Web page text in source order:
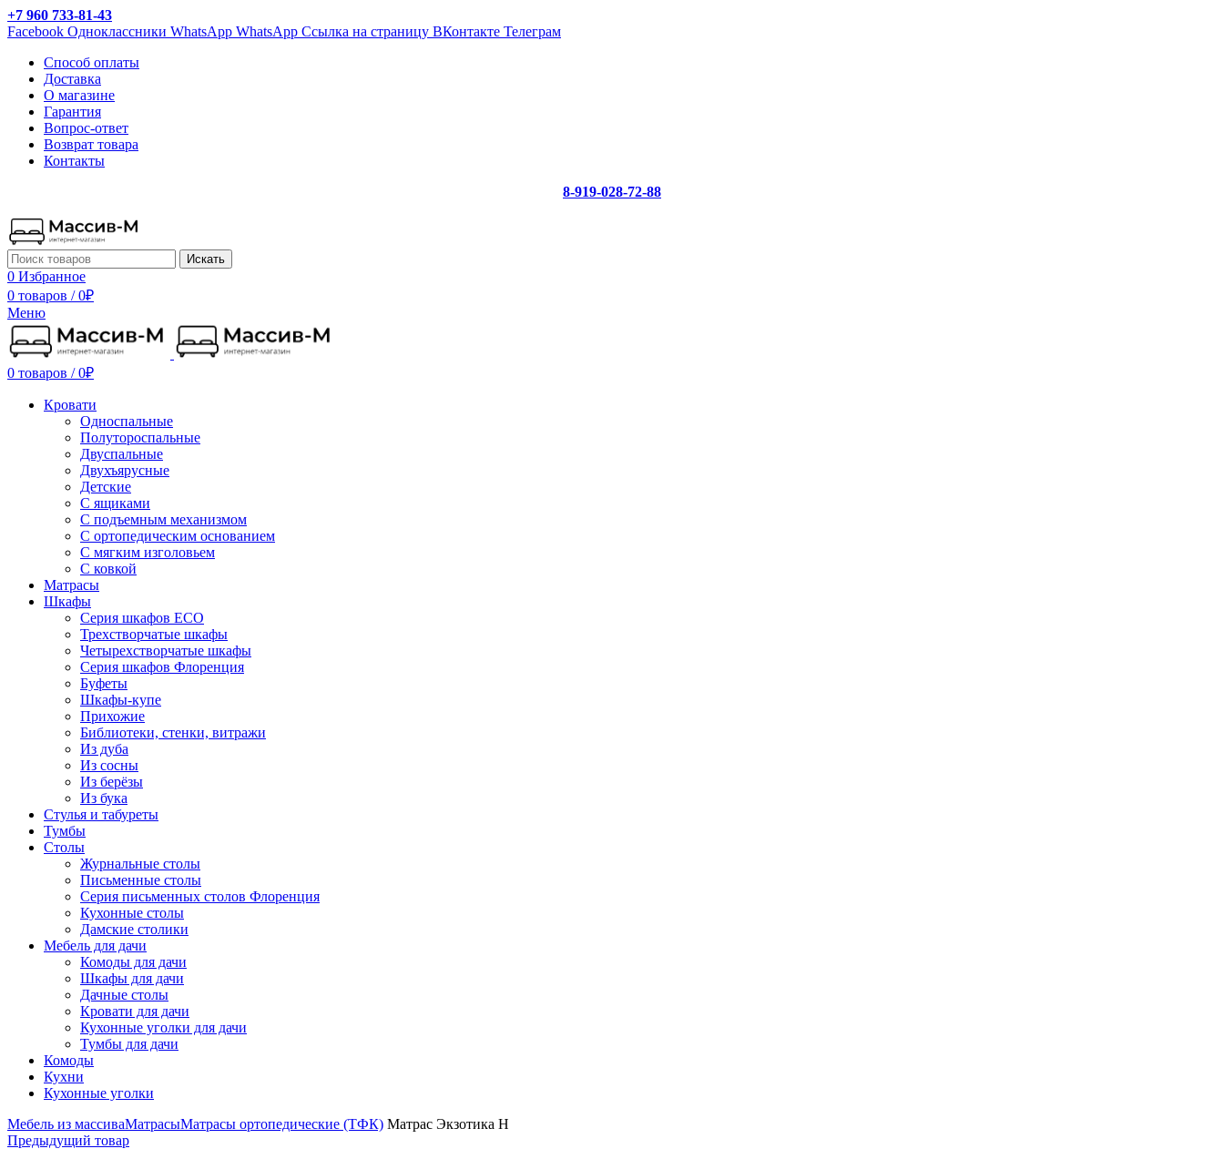
+7 960 733-81-43
Facebook Одноклассники WhatsApp WhatsApp Ссылка на страницу ВКонтакте Телеграм
Способ оплаты
Доставка
О магазине
Гарантия
Вопрос-ответ
Возврат товара
Контакты
8-919-028-72-88
Искать
0 Избранное
0 товаров / 0₽
Меню
0 товаров / 0₽
Кровати
Односпальные
Полутороспальные
Двуспальные
Двухъярусные
Детские
С ящиками
С подъемным механизмом
С ортопедическим основанием
С мягким изголовьем
С ковкой
Матрасы
Шкафы
Серия шкафов ECO
Трехстворчатые шкафы
Четырехстворчатые шкафы
Серия шкафов Флоренция
Буфеты
Шкафы-купе
Прихожие
Библиотеки, стенки, витражи
Из дуба
Из сосны
Из берёзы
Из бука
Стулья и табуреты
Тумбы
Столы
Журнальные столы
Письменные столы
Серия письменных столов Флоренция
Кухонные столы
Дамские столики
Мебель для дачи
Комоды для дачи
Шкафы для дачи
Дачные столы
Кровати для дачи
Кухонные уголки для дачи
Тумбы для дачи
Комоды
Кухни
Кухонные уголки
Мебель из массиваМатрасыМатрасы ортопедические (ТФК) Матрас Экзотика Н
Предыдущий товар